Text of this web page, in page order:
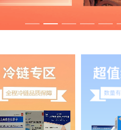
2026/8/6